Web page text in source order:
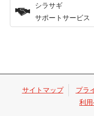
シラサギ
サポートサービス
サイトマップ プラ
利